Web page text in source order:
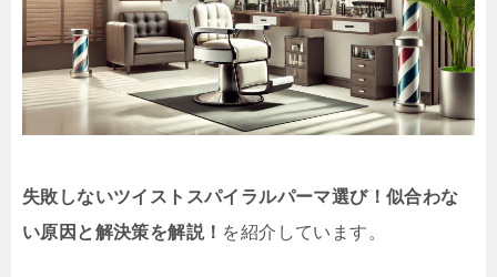
失敗しないツイストスパイラルパーマ選び！似合わな
い原因と解決策を解説！ を紹介しています。